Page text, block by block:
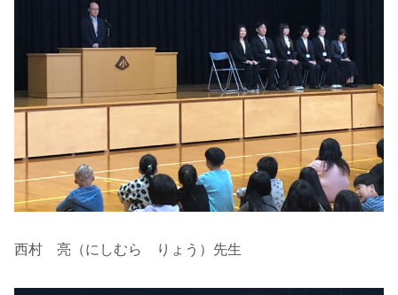
西村 亮（にしむら りょう）先生